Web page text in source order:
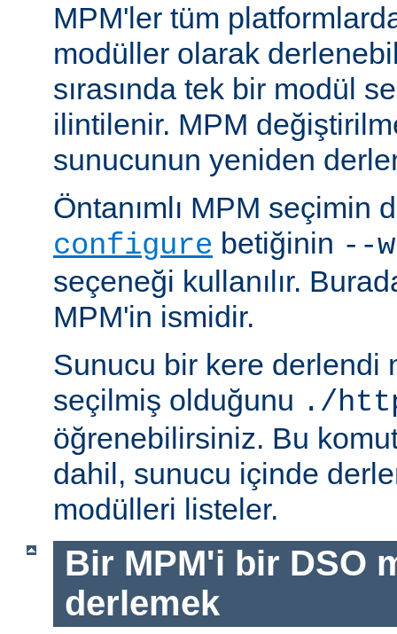
MPM'ler tüm
modüller olarak
sırasında tek bir modül
ilintilenir. MPM
sunucunun yeniden
Öntanımlı MPM seçimin
configure betiğinin --
seçeneği kullanılır.
MPM'in ismidir.
Sunucu bir kere derlendi
seçilmiş olduğunu ./
öğrenebilirsiniz. Bu
dahil, sunucu içinde
modülleri listeler.
Bir MPM'i bir DSO
derlemek